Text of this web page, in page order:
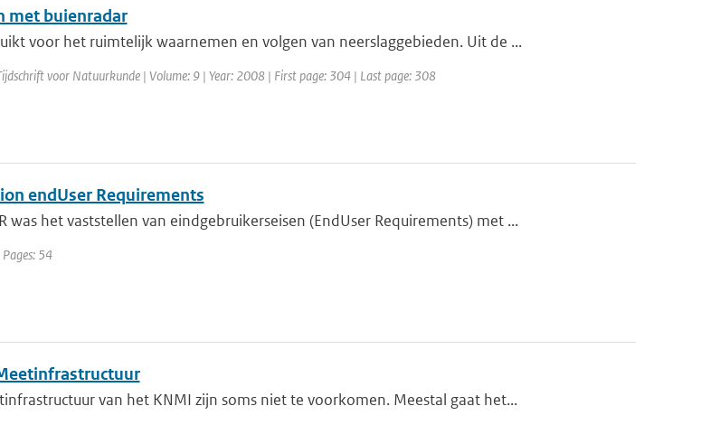
met buienradar
voor het ruimtelijk waarnemen en volgen van neerslaggebieden. Uit de ...
voor Natuurkunde | Volume: 9 | Year: 2008 | First page: 304 | Last page: 308
endUser Requirements
was het vaststellen van eindgebruikerseisen (EndUser Requirements) met ...
54
van het KNMI zijn soms niet te voorkomen. Meestal gaat het...